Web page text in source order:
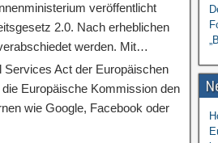
veröffentlicht
2.0. Nach erheblichen
werden. Mit…
Services Act der Europäischen
Europäische Kommission den
wie Google, Facebook oder